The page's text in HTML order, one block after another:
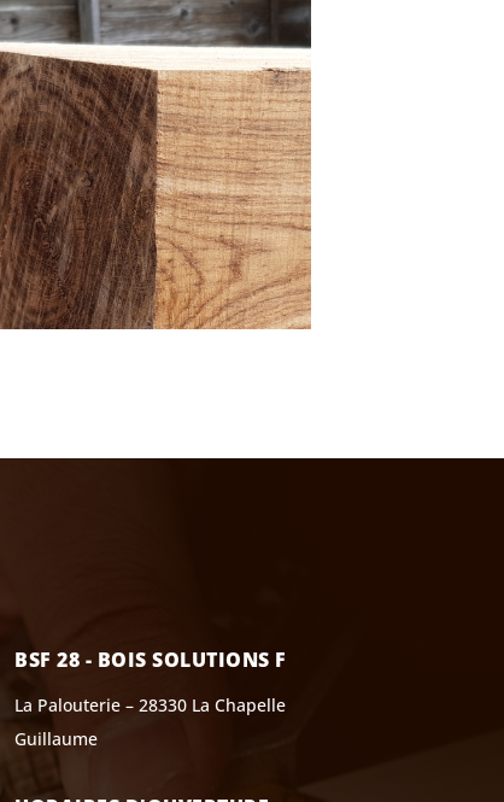
BSF 28 - BOIS SOLUTIONS F
La Palouterie – 28330 La Chapelle
Guillaume